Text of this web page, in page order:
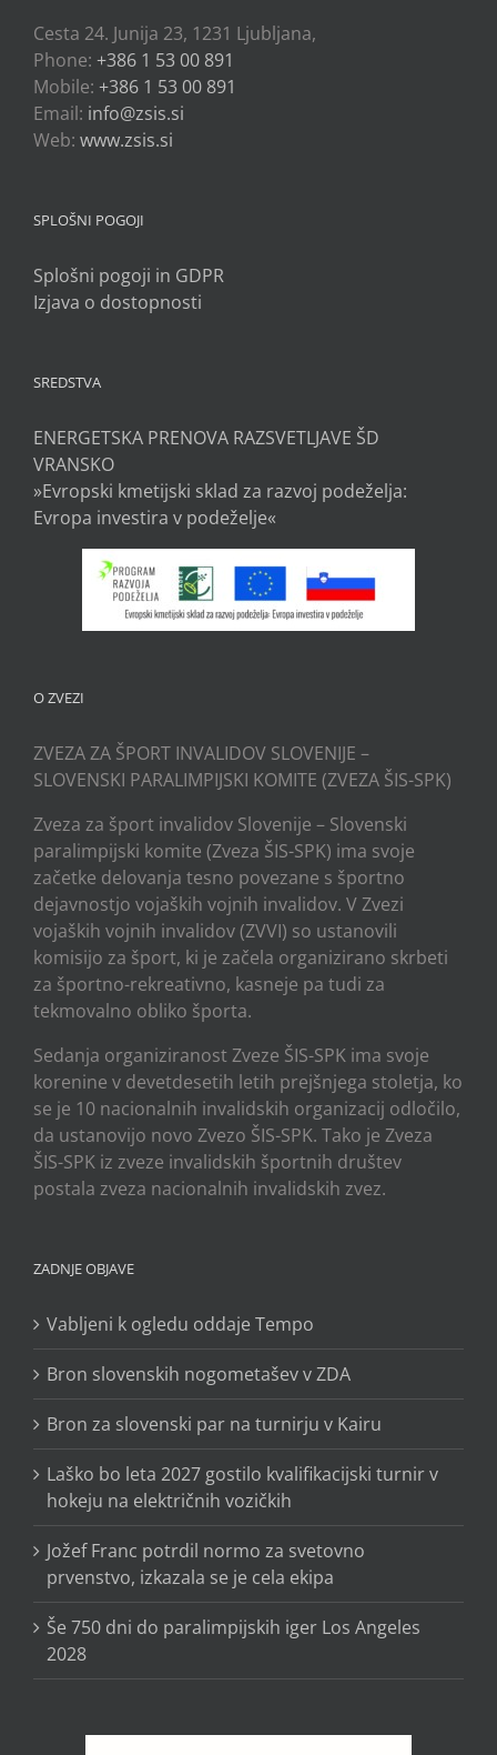
Cesta 24. Junija 23, 1231 Ljubljana,
Phone: +386 1 53 00 891
Mobile: +386 1 53 00 891
Email: info@zsis.si
Web: www.zsis.si
SPLOŠNI POGOJI
Splošni pogoji in GDPR
Izjava o dostopnosti
SREDSTVA
ENERGETSKA PRENOVA RAZSVETLJAVE ŠD
VRANSKO
»Evropski kmetijski sklad za razvoj podeželja:
Evropa investira v podeželje«
O ZVEZI
ZVEZA ZA ŠPORT INVALIDOV SLOVENIJE –
SLOVENSKI PARALIMPIJSKI KOMITE (ZVEZA ŠIS-SPK)
Zveza za šport invalidov Slovenije – Slovenski
paralimpijski komite (Zveza ŠIS-SPK) ima svoje
začetke delovanja tesno povezane s športno
dejavnostjo vojaških vojnih invalidov. V Zvezi
vojaških vojnih invalidov (ZVVI) so ustanovili
komisijo za šport, ki je začela organizirano skrbeti
za športno-rekreativno, kasneje pa tudi za
tekmovalno obliko športa.
Sedanja organiziranost Zveze ŠIS-SPK ima svoje
korenine v devetdesetih letih prejšnjega stoletja, ko
se je 10 nacionalnih invalidskih organizacij odločilo,
da ustanovijo novo Zvezo ŠIS-SPK. Tako je Zveza
ŠIS-SPK iz zveze invalidskih športnih društev
postala zveza nacionalnih invalidskih zvez.
ZADNJE OBJAVE
Vabljeni k ogledu oddaje Tempo
Bron slovenskih nogometašev v ZDA
Bron za slovenski par na turnirju v Kairu
Laško bo leta 2027 gostilo kvalifikacijski turnir v
hokeju na električnih vozičkih
Jožef Franc potrdil normo za svetovno
prvenstvo, izkazala se je cela ekipa
Še 750 dni do paralimpijskih iger Los Angeles
2028